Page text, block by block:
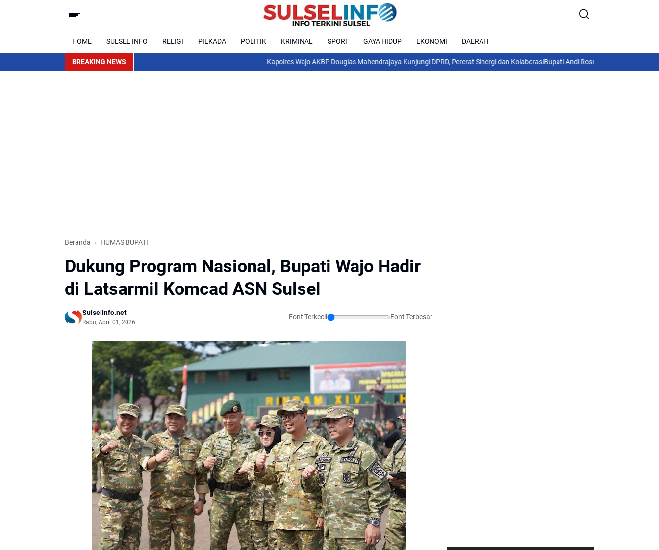
HOME SULSEL INFO RELIGI PILKADA POLITIK KRIMINAL SPORT GAYA HIDUP EKONOMI DAERAH
BREAKING NEWS Kapolres Wajo AKBP Douglas Mahendrajaya Kunjungi DPRD, Pererat Sinergi dan Kolaborasi Bupati Andi Rosman Terima Kapolres Wajo,
Beranda HUMAS BUPATI
Dukung Program Nasional, Bupati Wajo Hadir
di Latsarmil Komcad ASN Sulsel
SulselInfo.net
Rabu, April 01, 2026
Font Terkecil Font Terbesar